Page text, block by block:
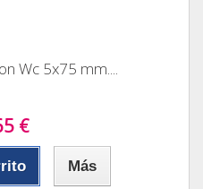
Wc 5x75 mm....
€
Más